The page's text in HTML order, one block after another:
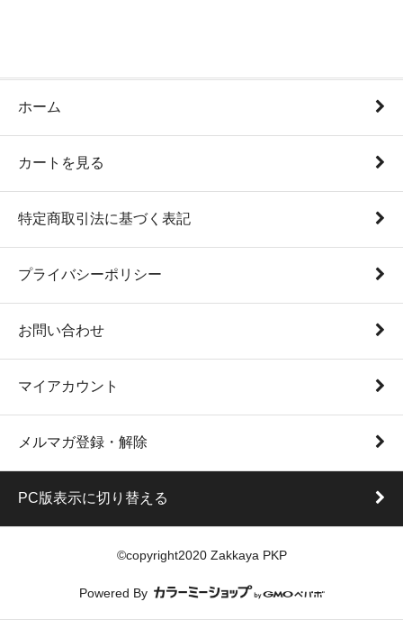
ホーム
カートを見る
特定商取引法に基づく表記
プライバシーポリシー
お問い合わせ
マイアカウント
メルマガ登録・解除
PC版表示に切り替える
©copyright2020 Zakkaya PKP
Powered By